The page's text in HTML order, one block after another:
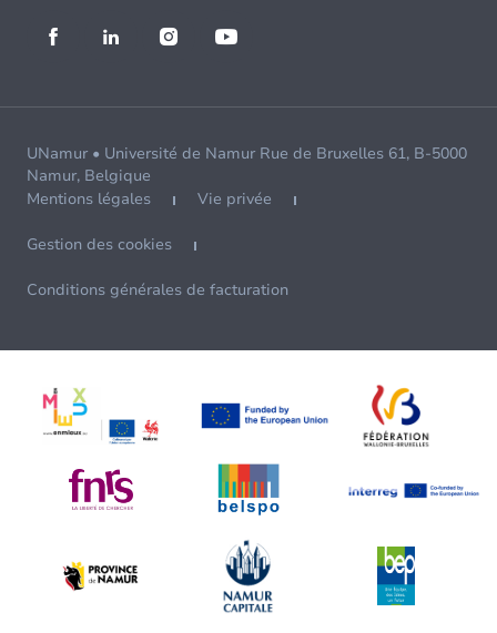
UNamur • Université de Namur Rue de Bruxelles 61, B-5000
Namur, Belgique
Mentions légales
Vie privée
Gestion des cookies
Conditions générales de facturation